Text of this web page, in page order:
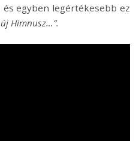
egyben legértékesebb ez
Himnusz…”.